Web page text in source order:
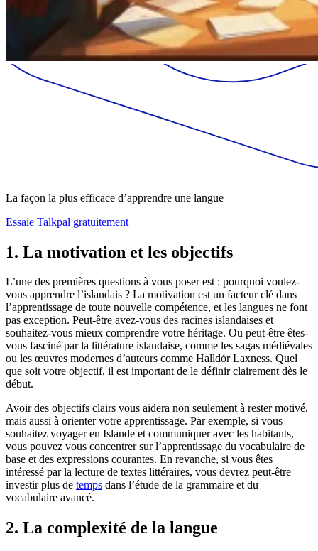
La façon la plus efficace d’apprendre une langue
Essaie Talkpal gratuitement
1. La motivation et les objectifs
L’une des premières questions à vous poser est : pourquoi voulez-
vous apprendre l’islandais ? La motivation est un facteur clé dans
l’apprentissage de toute nouvelle compétence, et les langues ne font
pas exception. Peut-être avez-vous des racines islandaises et
souhaitez-vous mieux comprendre votre héritage. Ou peut-être êtes-
vous fasciné par la littérature islandaise, comme les sagas médiévales
ou les œuvres modernes d’auteurs comme Halldór Laxness. Quel
que soit votre objectif, il est important de le définir clairement dès le
début.
Avoir des objectifs clairs vous aidera non seulement à rester motivé,
mais aussi à orienter votre apprentissage. Par exemple, si vous
souhaitez voyager en Islande et communiquer avec les habitants,
vous pouvez vous concentrer sur l’apprentissage du vocabulaire de
base et des expressions courantes. En revanche, si vous êtes
intéressé par la lecture de textes littéraires, vous devrez peut-être
investir plus de temps dans l’étude de la grammaire et du
vocabulaire avancé.
2. La complexité de la langue